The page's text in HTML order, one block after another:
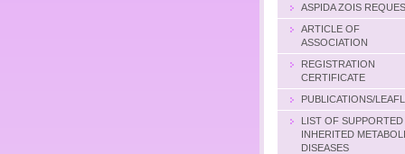
ASPIDA ZOIS
ARTICLE OF
ASSOCIATION
REGISTRATION
CERTIFICATE
PUBLICATIONS/
LIST OF SUPPORTED
INHERITED
DISEASES